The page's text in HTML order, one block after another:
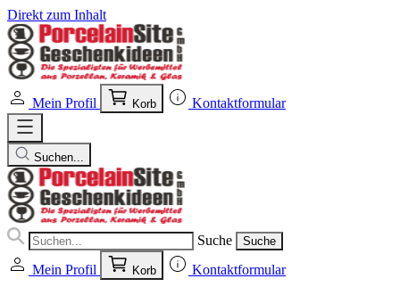
Direkt zum Inhalt
Mein Profil Korb Kontaktformular
Suchen...
Suche Suche
Mein Profil Korb Kontaktformular